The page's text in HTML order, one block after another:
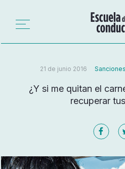
21 de junio 2016
¿Y si me quitan el
recuperar